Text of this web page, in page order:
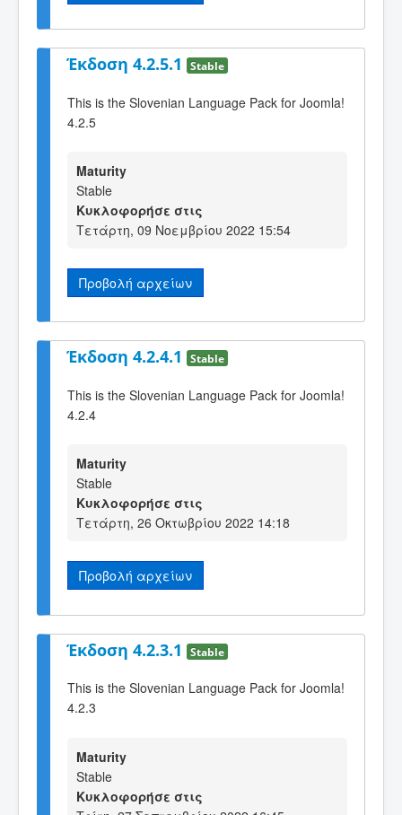
Έκδοση 4.2.5.1 Stable
This is the Slovenian Language Pack for Joomla!
4.2.5
Maturity
Stable
Κυκλοφορήσε στις
Τετάρτη, 09 Νοεμβρίου 2022 15:54
Προβολή αρχείων
Έκδοση 4.2.4.1 Stable
This is the Slovenian Language Pack for Joomla!
4.2.4
Maturity
Stable
Κυκλοφορήσε στις
Τετάρτη, 26 Οκτωβρίου 2022 14:18
Προβολή αρχείων
Έκδοση 4.2.3.1 Stable
This is the Slovenian Language Pack for Joomla!
4.2.3
Maturity
Stable
Κυκλοφορήσε στις